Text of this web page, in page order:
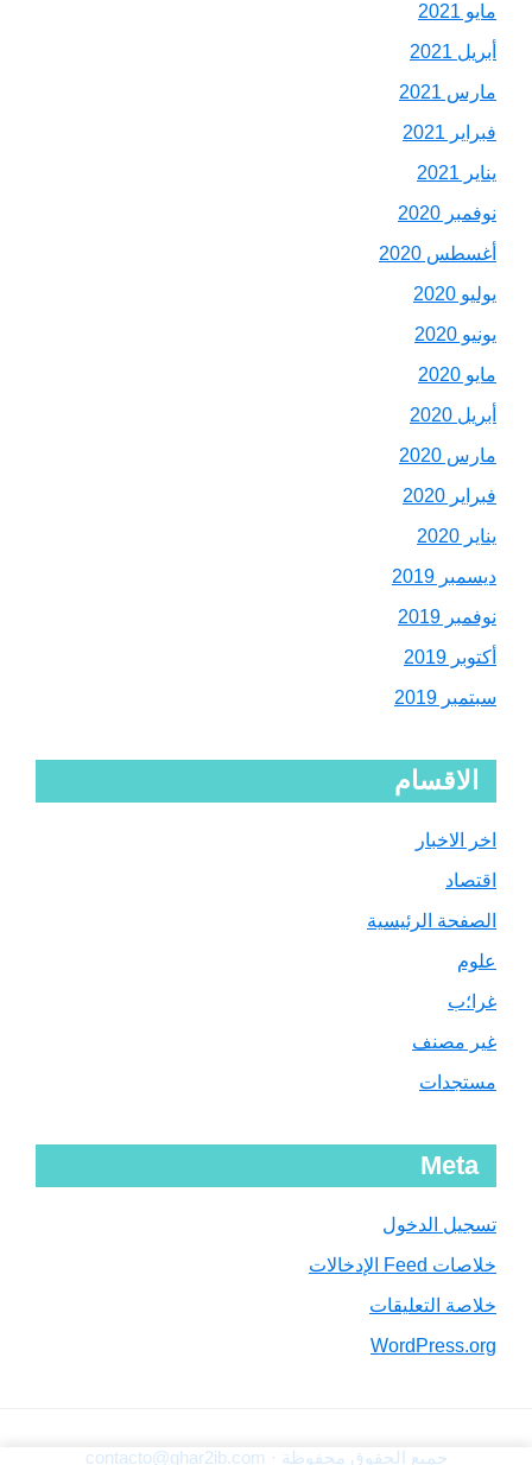
مايو 2021
أبريل 2021
مارس 2021
فبراير 2021
يناير 2021
نوفمبر 2020
أغسطس 2020
يوليو 2020
يونيو 2020
مايو 2020
أبريل 2020
مارس 2020
فبراير 2020
يناير 2020
ديسمبر 2019
نوفمبر 2019
أكتوبر 2019
سبتمبر 2019
الاقسام
اخر الاخبار
اقتصاد
الصفحة الرئيسية
علوم
غرا؛ب
غير مصنف
مستجدات
Meta
تسجيل الدخول
خلاصات Feed الإدخالات
خلاصة التعليقات
WordPress.org
جميع الحقوق محفوظة ·
contacto@ghar2ib.com